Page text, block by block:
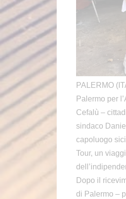
PALERMO
Palermo per
Cefalù –
sindaco
capoluogo
Tour, un
Dopo il
di Palermo –